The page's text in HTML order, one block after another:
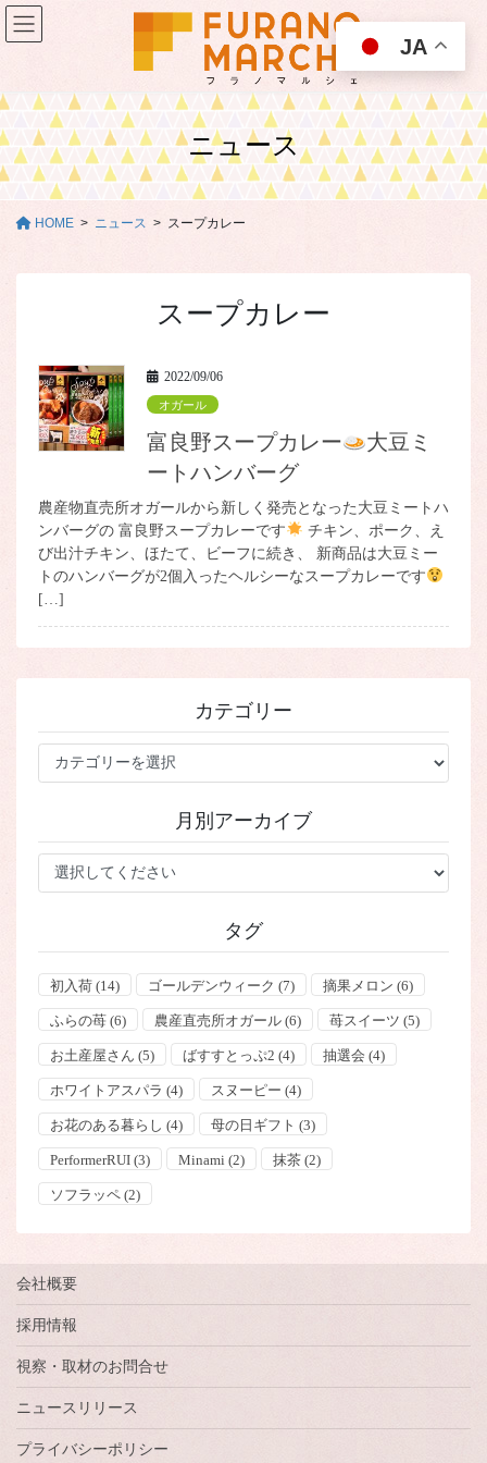
コ
ン
ツ
移
動
ナ
ビ
シ
ン
に
ニュース
HOME ニュース スープカレー
スープカレー
2022/09/06
オガール
富良野スープカレー
大豆ミ
ートハンバーグ
農産物直売所オガールから新しく発売となった大豆ミートハ
ンバーグの 富良野スープカレーです
チキン、ポーク、え
び出汁チキン、ほたて、ビーフに続き、 新商品は大豆ミー
トのハンバーグが2個入ったヘルシーなスープカレーです
[…]
カテゴリー
ー
月別アーカイブ
タグ
初入荷(14) ゴールデンウィーク (7) 摘果メロン (6)
ふらの苺(6) 農産直売所オガール(6) 苺スイーツ (5)
お土産屋さん (5) ばすすとっぷ2 (4) 抽選会 (4)
ホワイトアスパラ (4) スヌーピー (4)
お花のある暮らし (4) 母の日ギフト (3)
PerformerRUI(3) Minami (2) 抹茶(2)
ソフラッペ(2)
会社概要
採用情報
視察・取材のお問合せ
ニュースリリース
プライバシーポリシー
JA